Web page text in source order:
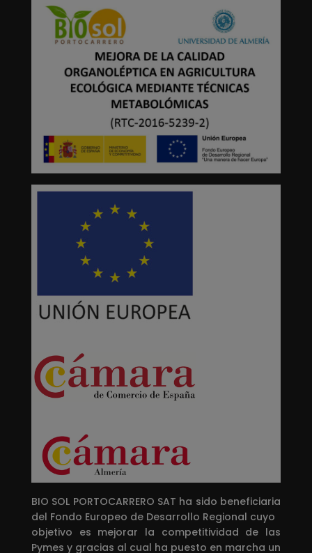
BIO SOL PORTOCARRERO SAT ha sido beneficiaria
del Fondo Europeo de Desarrollo Regional cuyo
objetivo es mejorar la competitividad de las
Pymes y gracias al cual ha puesto en marcha un